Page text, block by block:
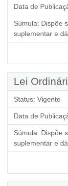
Data de
Súmula: Dispõe
suplementar e
Lei
Status: Vigente
Data de
Súmula: Dispõe
suplementar e